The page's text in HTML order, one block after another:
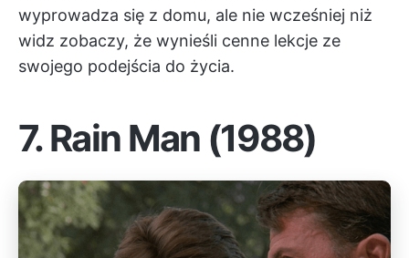
wyprowadza się z domu, ale nie wcześniej niż
widz zobaczy, że wynieśli cenne lekcje ze
swojego podejścia do życia.
7.Rain Man (1988)